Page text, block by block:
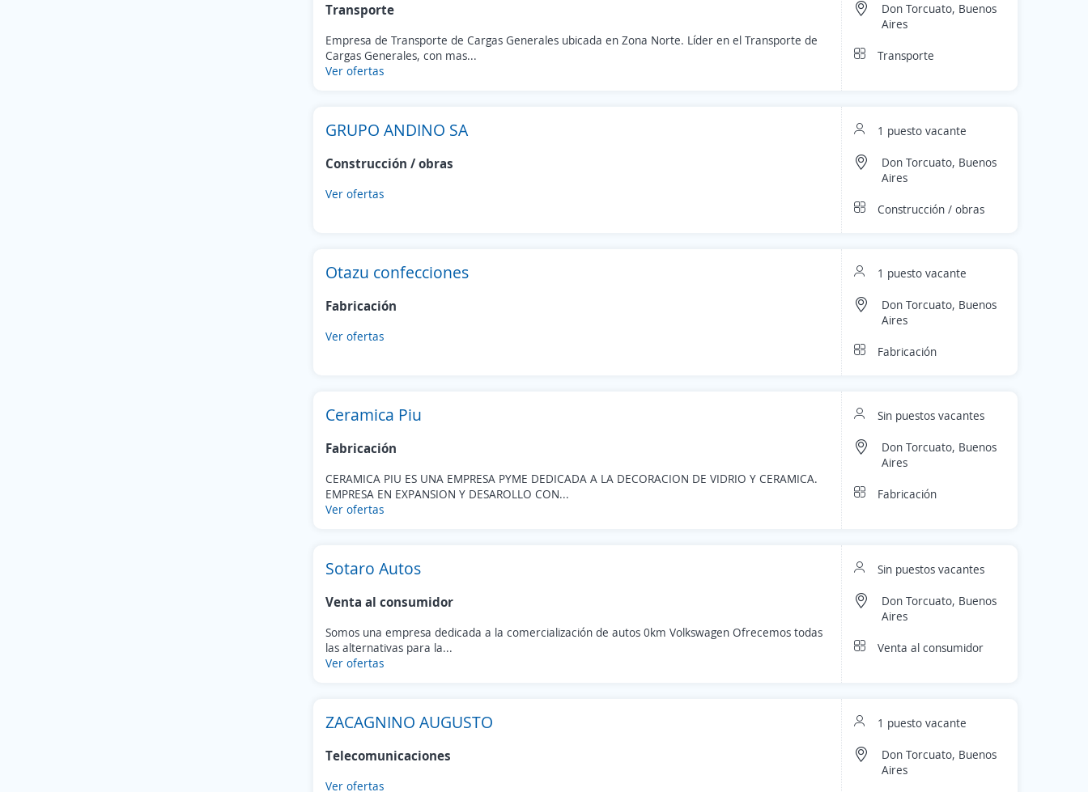
Transporte
Empresa de Transporte de Cargas Generales ubicada en Zona Norte. Líder en el Transporte de
Cargas Generales, con mas...
Ver ofertas
Don Torcuato, Buenos
Aires
Transporte
GRUPO ANDINO SA
Construcción / obras
Ver ofertas
1 puesto vacante
Don Torcuato, Buenos
Aires
Construcción / obras
Otazu confecciones
Fabricación
Ver ofertas
1 puesto vacante
Don Torcuato, Buenos
Aires
Fabricación
Ceramica Piu
Fabricación
CERAMICA PIU ES UNA EMPRESA PYME DEDICADA A LA DECORACION DE VIDRIO Y CERAMICA.
EMPRESA EN EXPANSION Y DESAROLLO CON...
Ver ofertas
Sin puestos vacantes
Don Torcuato, Buenos
Aires
Fabricación
Sotaro Autos
Venta al consumidor
Somos una empresa dedicada a la comercialización de autos 0km Volkswagen Ofrecemos todas
las alternativas para la...
Ver ofertas
Sin puestos vacantes
Don Torcuato, Buenos
Aires
Venta al consumidor
ZACAGNINO AUGUSTO
Telecomunicaciones
Ver ofertas
1 puesto vacante
Don Torcuato, Buenos
Aires